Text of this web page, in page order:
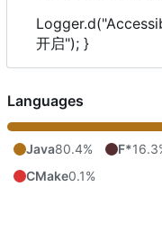
开启"); }
Languages
Java80.4% F*
CMake0.1%